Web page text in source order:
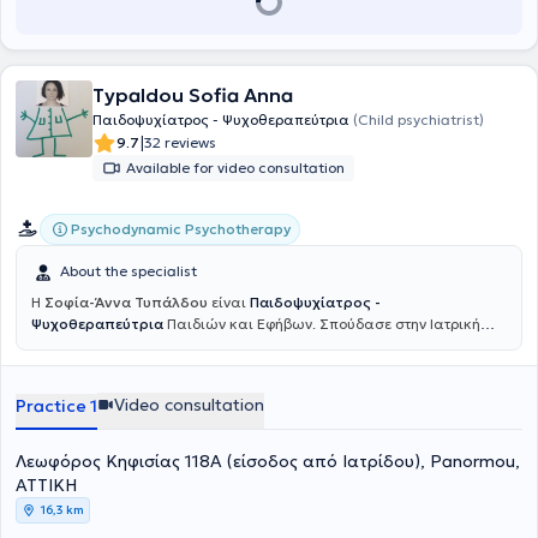
Typaldou Sofia Anna
Παιδοψυχίατρος - Ψυχοθεραπεύτρια (Child psychiatrist)
9.7|32 reviews
Available for video consultation
Psychodynamic Psychotherapy
About the specialist
Η Σοφία-Άννα Τυπάλδου είναι Παιδοψυχίατρος -
Ψυχοθεραπεύτρια Παιδιών και Εφήβων. Σπούδασε στην Ιατρική
στο Κ.Υ. Φαρσάλων. Έκανε μέρος της ειδικότητάς της στην
εργάστηκε ως ειδικευόμενη στη Ψυχιατρική Ενηλίκων στο
Πανεπιστημιακό Νοσοκομειό της Γενεύης στην Ελβετία. Στη συνέχεια
ολοκλήρωσε την ειδικότητα της Παιδοψυχιατρικής στο
Πανεπιστημιακό Νοσοκομείο της Λοζάνης (CHUV). Με τον τίτλο
ειδικότητας Ψυχιάτρου Παιδιών και Εφήβων, αλλά και
Ψυχοθεραπεύτριας Ψυχοδυναμικής κατεύθυνσης, εργάστηκε για
Practice 1 Video consultation
Λεωφόρος Κηφισίας 118Α (είσοδος από Ιατρίδου), Panormou,
ΑΤΤΙΚΗ
16,3 km